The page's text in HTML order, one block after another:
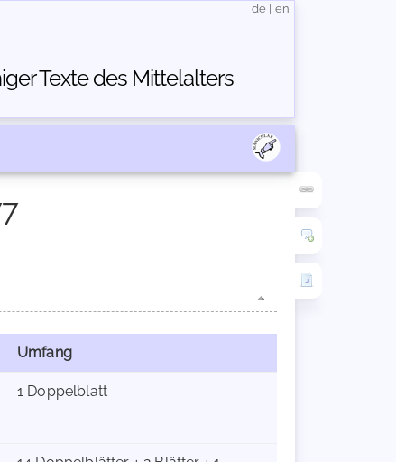
Texte des Mittelalters
de en
Umfang
1 Doppelblatt